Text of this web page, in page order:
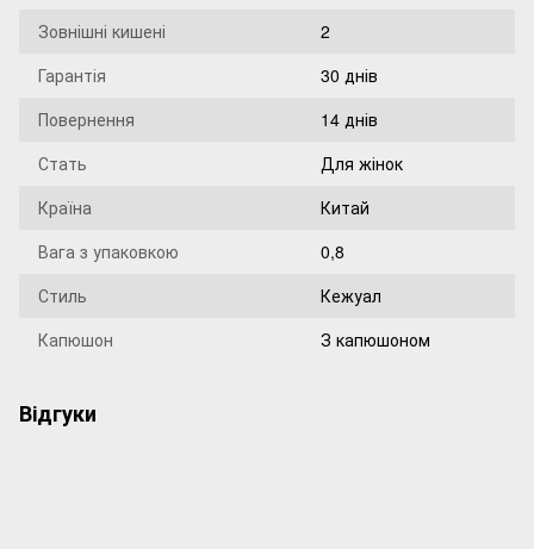
Зовнішні кишені
2
Гарантія
30 днів
Повернення
14 днів
Стать
Для жінок
Країна
Китай
Вага з упаковкою
0,8
Стиль
Кежуал
Капюшон
З капюшоном
Відгуки